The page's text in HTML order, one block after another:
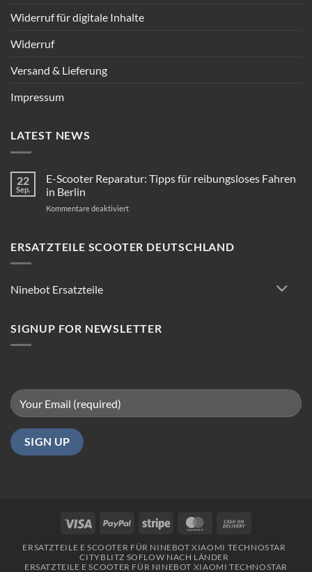
Widerruf für digitale Inhalte
Widerruf
Versand & Lieferung
Impressum
LATEST NEWS
22
Sep.
E-Scooter Reparatur: Tipps für reibungsloses Fahren
in Berlin
Kommentare deaktiviertfür
Reparatur:
ERSATZTEILE SCOOTER DEUTSCHLAND
Ninebot Ersatzteile
SIGNUP FOR NEWSLETTER
Visa PayPal Stripe MasterCard
Delivery
ERSATZTEILE E SCOOTER FÜR NINEBOT XIAOMI TECHNOSTAR
CITYBLITZ SOFLOW NACH LÄNDER
ERSATZTEILE E SCOOTER FÜR NINEBOT XIAOMI TECHNOSTAR